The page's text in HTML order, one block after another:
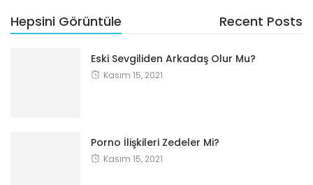
Hepsini Görüntüle Recent Posts
Eski Sevgiliden Arkadaş Olur Mu?
Kasım 15, 2021
Porno İlişkileri Zedeler Mi?
Kasım 15, 2021